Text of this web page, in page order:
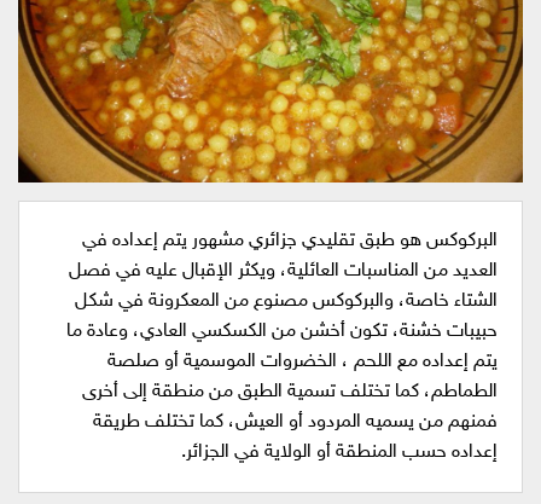
البركوكس هو طبق تقليدي جزائري مشهور يتم إعداده في
العديد من المناسبات العائلية، ويكثر الإقبال عليه في فصل
الشتاء خاصة، والبركوكس مصنوع من المعكرونة في شكل
حبيبات خشنة، تكون أخشن من الكسكسي العادي، وعادة ما
يتم إعداده مع اللحم ، الخضروات الموسمية أو صلصة
الطماطم، كما تختلف تسمية الطبق من منطقة إلى أخرى
فمنهم من يسميه المردود أو العيش، كما تختلف طريقة
إعداده حسب المنطقة أو الولاية في الجزائر.